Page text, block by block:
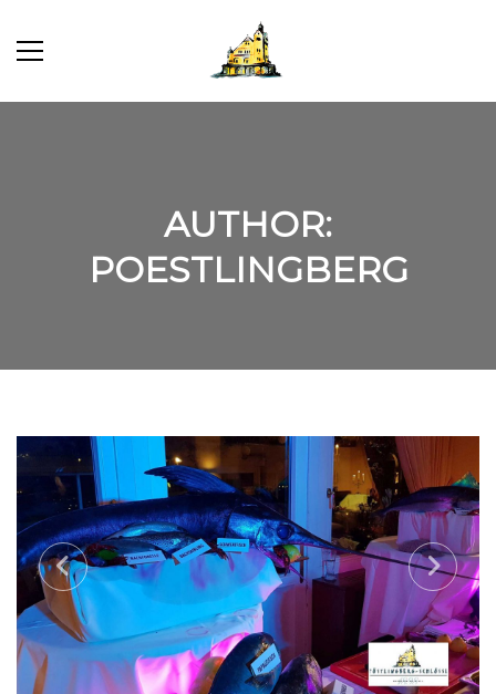
AUTHOR:
POESTLINGBERG